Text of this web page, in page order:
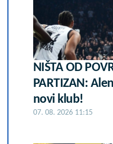
NIŠTA OD
PARTIZAN:
novi klub!
07. 08. 2026 11:15